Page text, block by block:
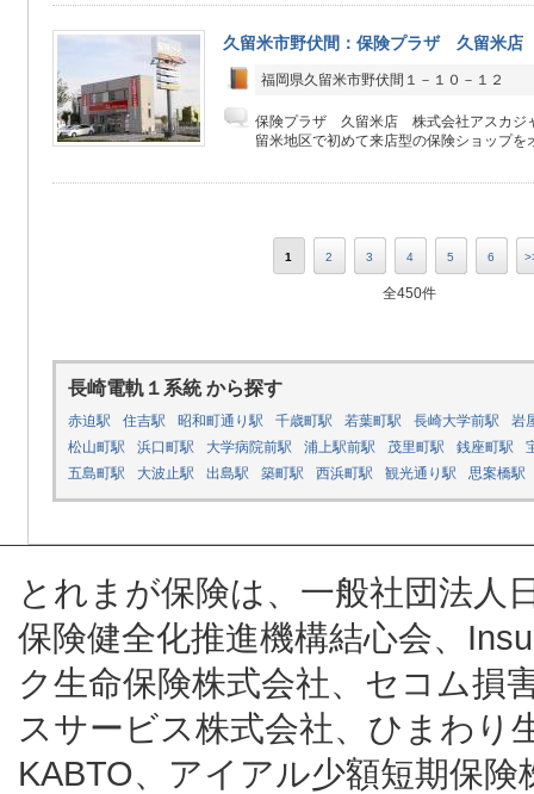
久留米市野伏間：保険プラザ 久留米
福岡県久留米市野伏間１－１０－１２
保険プラザ 久留米店 株式会社アスカジ
留米地区で初めて来店型の保険ショップを
1 2 3 4 5 6
全450件
長崎電軌１系統 から探す
赤迫駅 住吉駅 昭和町通り駅 千歳町駅 若葉町駅 長崎大学前駅
岩
松山町駅
浜口町駅 大学病院前駅 浦上駅前駅 茂里町駅 銭座町駅
五島町駅
大波止駅 出島駅 築町駅 西浜町駅 観光通り駅 思案橋駅
とれまが保険は、一般社団法人
保険健全化推進機構結心会、
ク生命保険株式会社、セコム損
スサービス株式会社、ひまわり
KABTO、アイアル少額短期保